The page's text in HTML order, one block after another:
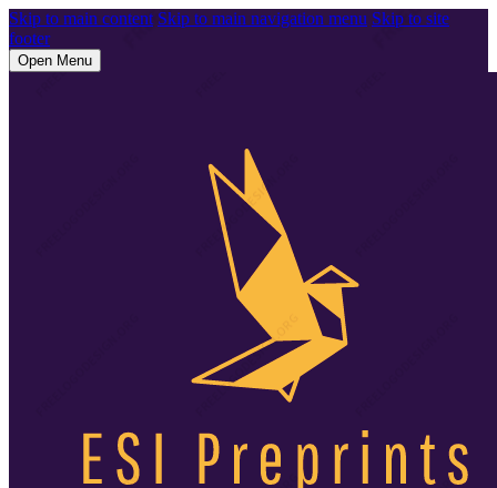
Skip to main content Skip to main navigation menu Skip to site
footer
Open Menu